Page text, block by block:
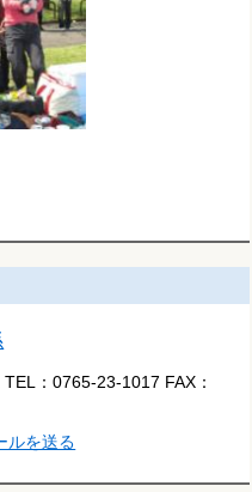
TEL：0765-23-1017 FAX：
ルを送る